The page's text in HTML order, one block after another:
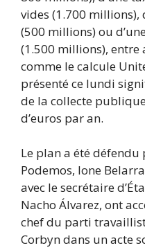
vides (1.700 millions),
(500 millions) ou
(1.500 millions), entre
comme le calcule
présenté ce lundi
de la collecte
d’euros par an.
Le plan a été
Podemos, Ione
avec le secrétaire
Nacho Álvarez, ont
chef du parti
Corbyn dans un acte